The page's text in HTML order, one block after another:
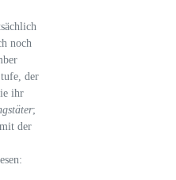
noch
der
ihr
;
der